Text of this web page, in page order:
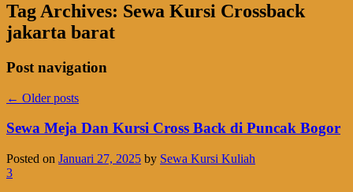
Tag Archives: Sewa Kursi Crossback
jakarta barat
Post navigation
← Older posts
Sewa Meja Dan Kursi Cross Back di Puncak Bogor
Posted on Januari 27, 2025 by Sewa Kursi Kuliah
3